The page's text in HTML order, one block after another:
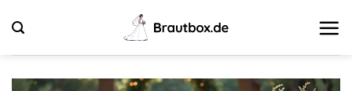
Inhalt
springen